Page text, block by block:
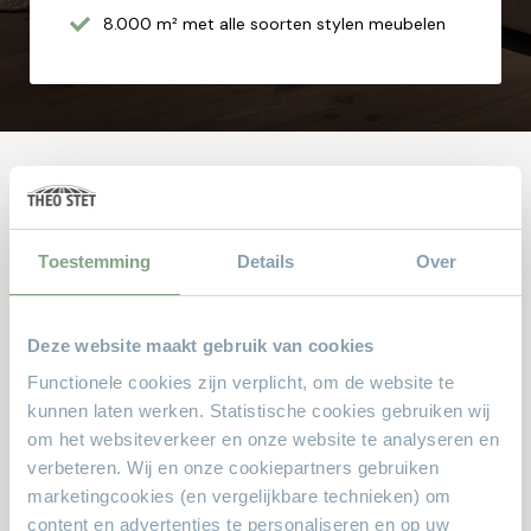
Toestemming Details Over
Deze website maakt gebruik van cookies
Functionele cookies zijn verplicht, om de website te
kunnen laten werken. Statistische cookies gebruiken wij
om het websiteverkeer en onze website te analyseren en
verbeteren. Wij en onze cookiepartners gebruiken
marketingcookies (en vergelijkbare technieken) om
content en advertenties te personaliseren en op uw
8.000 m² met alle soorten stylen meubelen
Andere bekeken ook
Dit zijn de producten waar anderen naar zochten. Zit er iets